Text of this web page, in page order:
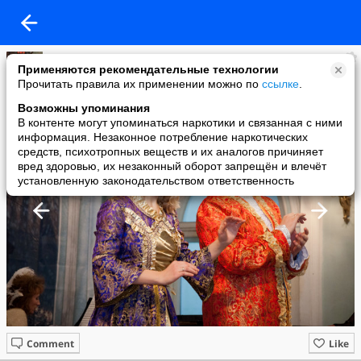
Применяются рекомендательные технологии
Прочитать правила их применении можно по ссылке
Возможны упоминания
В контенте могут упоминаться наркотики и связанная с ними
информация. Незаконное потребление наркотических
средств, психотропных веществ и их аналогов причиняет
вред здоровью, их незаконный оборот запрещён и влечёт
установленную законодательством ответственность
Татьяна Исаева
added a photo
26 Jan в 20:42
Like
Comment